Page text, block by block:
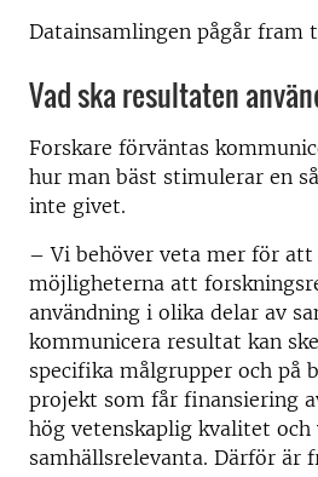
Datainsamlingen pågår fram
Vad ska resultaten
Forskare förväntas
hur man bäst stimulerar en
inte givet.
– Vi behöver veta mer för att
möjligheterna att
användning i olika delar av
kommunicera resultat kan
specifika målgrupper och på
projekt som får finansiering
hög vetenskaplig kvalitet och
samhällsrelevanta. Därför är